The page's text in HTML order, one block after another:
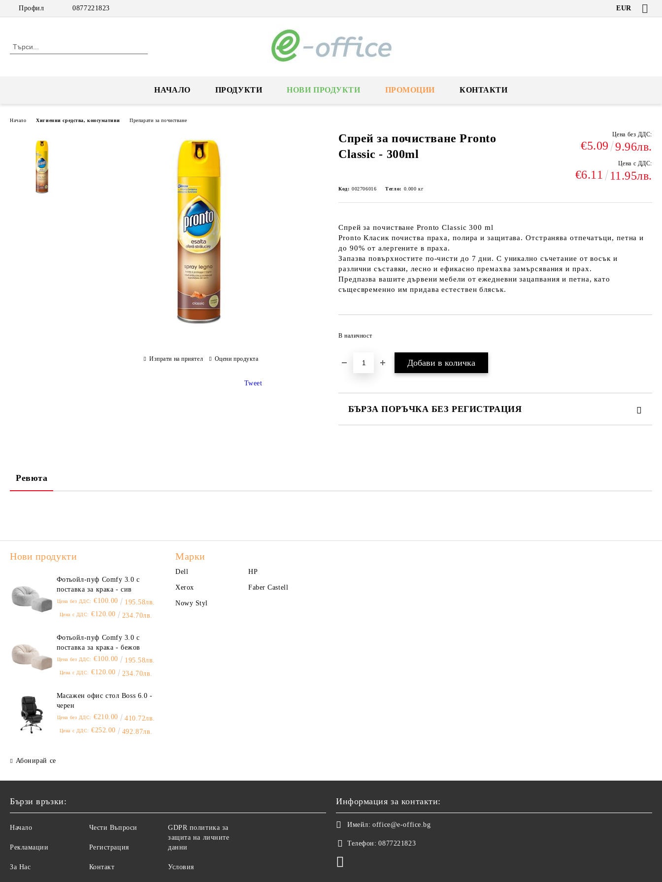
Профил 0877221823 EUR
НАЧАЛО ПРОДУКТИ НОВИ ПРОДУКТИ ПРОМОЦИИ КОНТАКТИ
Начало Хигиенни средства, консумативи Препарати за почистване
Спрей за почистване Pronto
Classic - 300ml
Цена без ДДС:
€5.09 9.96лв.
Цена с ДДС:
€6.11 11.95лв.
Код: 002706016 Тегло: 0.000 кг
Спрей за почистване Pronto Classic 300 ml
Pronto Класик почиства праха, полира и защитава. Отстранява отпечатъци, петна и
до 90% от алергените в праха.
Запазва повърхностите по-чисти до 7 дни. С уникално съчетание от восък и
различни съставки, лесно и ефикасно премахва замърсявания и прах.
Предпазва вашите дървени мебели от ежедневни зацапвания и петна, като
същесвременно им придава естествен блясък.
В наличност
БЪРЗА ПОРЪЧКА БЕЗ РЕГИСТРАЦИЯ
Изпрати на приятел Оцени продукта
Tweet
Ревюта
Нови продукти
Фотьойл-пуф Comfy 3.0 с
поставка за крака - сив
Цена без ДДС: €100.00 195.58лв.
Цена с ДДС: €120.00 234.70лв.
Фотьойл-пуф Comfy 3.0 с
поставка за крака - бежов
Цена без ДДС: €100.00 195.58лв.
Цена с ДДС: €120.00 234.70лв.
Масажен офис стол Boss 6.0 -
черен
Цена без ДДС: €210.00 410.72лв.
Цена с ДДС: €252.00 492.87лв.
Абонирай се
Марки
Dell HP
Xerox Faber Castell
Nowy Styl
Бързи връзки:
Начало
Рекламации
За Нас
Чести Въпроси
Регистрация
Контакт
GDPR политика за
защита на личните
данни
Условия
Информация за контакти:
Имейл: office@e-office.bg
Телефон: 0877221823